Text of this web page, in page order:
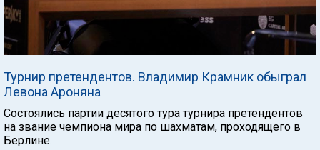
Турнир претендентов. Владимир Крамник обыграл
Левона Ароняна
Состоялись партии десятого тура турнира претендентов
на звание чемпиона мира по шахматам, проходящего в
Берлине.